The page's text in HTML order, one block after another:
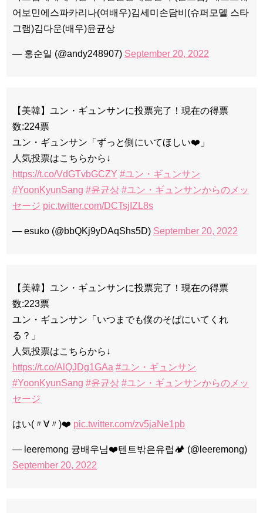
어보민에스파카리나(여배우)김세미손담비(슈퍼모델 스타
그램)김다운(배우)윤균상
— 홍순일 (@andy248907) September 20, 2022
【美韓】ユン・ギュンサンに投票完了！現在の得票
数:224票
ユン・ギュンサン「ずっと側にいてほしい❤️」
人気投票はこちらから↓
https://t.co/VdGTvbGCZY #ユン・ギュンサン
#YoonKyunSang #윤균상 #ユン・ギュンサンからのメッ
セージ pic.twitter.com/DCTsjIZL8s
— esuko (@bbQKj9yDAqShs5D) September 20, 2022
【美韓】ユン・ギュンサンに投票完了！現在の得票
数:223票
ユン・ギュンサン「いつまでも僕のそばにいてくれ
る？」
人気投票はこちらから↓
https://t.co/AlQJDg1GAa #ユン・ギュンサン
#YoonKyunSang #윤균상 #ユン・ギュンサンからのメッ
セージ
はい(〃∀〃)❤️ pic.twitter.com/zv5jaNe1pb
— leeremong 귱배우님❤️텐트밖은유럽🏕 (@leeremong)
September 20, 2022